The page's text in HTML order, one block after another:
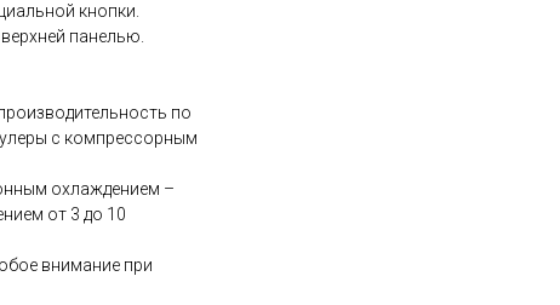
кнопки.
панелью.
по
с компрессорным
охлаждением –
от 3 до 10
внимание при